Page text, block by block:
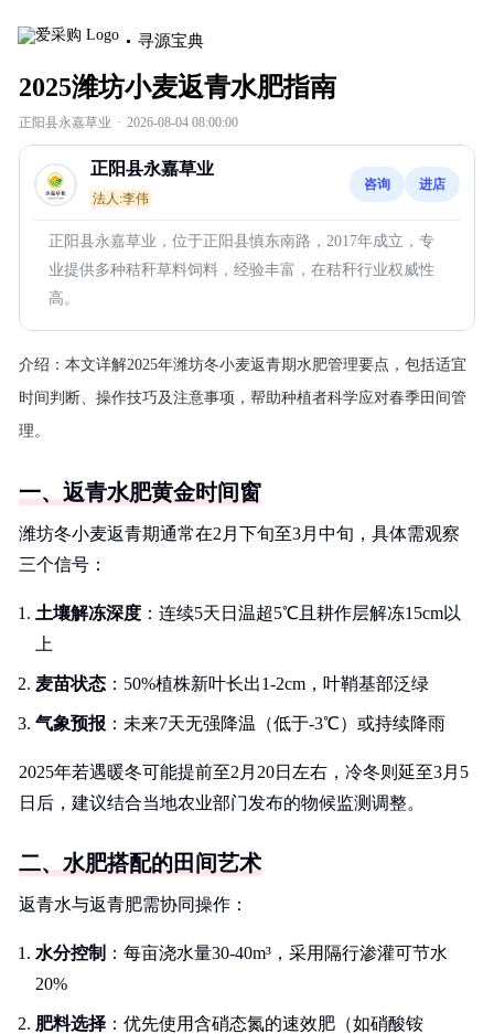
寻源宝典
2025潍坊小麦返青水肥指南
正阳县永嘉草业 · 2026-08-04 08:00:00
正阳县永嘉草业
法人:李伟
咨询 进店
正阳县永嘉草业，位于正阳县慎东南路，2017年成立，专
业提供多种秸秆草料饲料，经验丰富，在秸秆行业权威性
高。
介绍： 本文详解2025年潍坊冬小麦返青期水肥管理要点，包括适宜
时间判断、操作技巧及注意事项，帮助种植者科学应对春季田间管
理。
一、返青水肥黄金时间窗
潍坊冬小麦返青期通常在2月下旬至3月中旬，具体需观察
三个信号：
土壤解冻深度 ：连续5天日温超5℃且耕作层解冻15cm以
上
麦苗状态 ：50%植株新叶长出1-2cm，叶鞘基部泛绿
气象预报 ：未来7天无强降温（低于-3℃）或持续降雨
2025年若遇暖冬可能提前至2月20日左右，冷冬则延至3月5
日后，建议结合当地农业部门发布的物候监测调整。
二、水肥搭配的田间艺术
返青水与返青肥需协同操作：
水分控制 ：每亩浇水量30-40m³，采用隔行渗灌可节水
20%
肥料选择 ：优先使用含硝态氮的速效肥（如硝酸铵